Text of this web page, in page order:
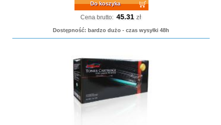
Do koszyka
Cena brutto: 45.31 zł
Dostępność: bardzo dużo - czas wysyłki 48h